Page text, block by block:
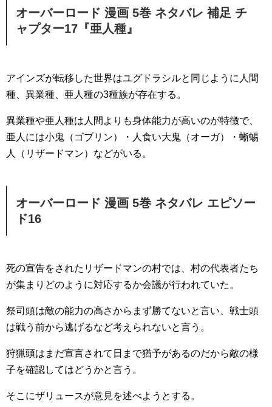
オーバーロード 漫画 5巻 ネタバレ 補足 チ
ャプター17『亜人種』
アインズが転移した世界はユグドラシルと同じように人間
種、異業種、亜人種の3種族が存在する。
異業種や亜人種は人間よりも身体能力が高いのが特徴で、
亜人には小鬼（ゴブリン）・人食い大鬼（オーガ）・蜥蜴
人（リザードマン）などがいる。
オーバーロード 漫画 5巻 ネタバレ エピソー
ド16
死の宣告をされたリザードマンの村では、村の代表者たち
が集まりどのように対応するか会議が行われていた。
祭司頭は敵の能力の高さからまず勝てないと言い、戦士頭
は戦う前から逃げるなど考えられないと言う。
狩猟頭はまだ宣言されて日まで猶予があるのだから敵の様
子を確認してはどうかと言う。
そこにザリュースが意見を述べようとする。